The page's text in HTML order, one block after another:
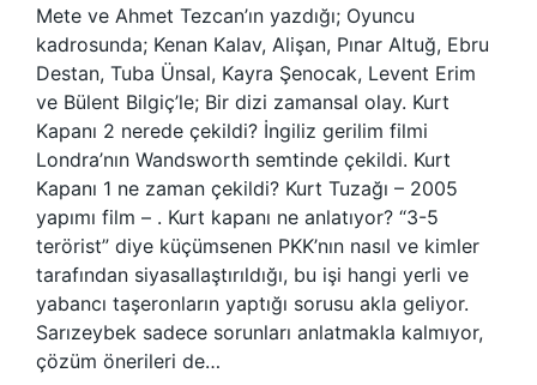
Mete ve Ahmet Tezcan’ın yazdığı; Oyuncu
kadrosunda; Kenan Kalav, Alişan, Pınar Altuğ, Ebru
Destan, Tuba Ünsal, Kayra Şenocak, Levent Erim
ve Bülent Bilgiç’le; Bir dizi zamansal olay. Kurt
Kapanı 2 nerede çekildi? İngiliz gerilim filmi
Londra’nın Wandsworth semtinde çekildi. Kurt
Kapanı 1 ne zaman çekildi? Kurt Tuzağı – 2005
yapımı film – . Kurt kapanı ne anlatıyor? “3-5
terörist” diye küçümsenen PKK’nın nasıl ve kimler
tarafından siyasallaştırıldığı, bu işi hangi yerli ve
yabancı taşeronların yaptığı sorusu akla geliyor.
Sarızeybek sadece sorunları anlatmakla kalmıyor,
çözüm önerileri de…